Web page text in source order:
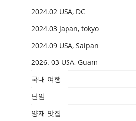
2024.02 USA, DC
2024.03 Japan, tokyo
2024.09 USA, Saipan
2026. 03 USA, Guam
국내 여행
난임
양재 맛집